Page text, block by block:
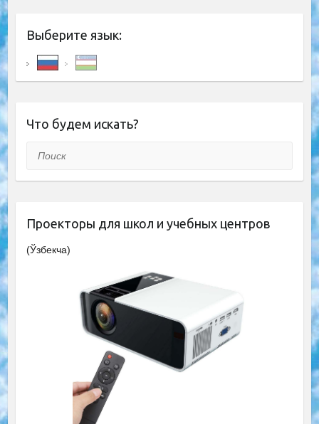
Выберите язык:
Что будем искать?
Поиск
Проекторы для школ и учебных центров
(Ўзбекча)